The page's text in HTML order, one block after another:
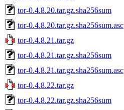
tor-0.4.8.20.tar.gz.sha256sum
tor-0.4.8.20.tar.gz.sha256sum.asc
tor-0.4.8.21.tar.gz
tor-0.4.8.21.tar.gz.sha256sum
tor-0.4.8.21.tar.gz.sha256sum.asc
tor-0.4.8.22.tar.gz
tor-0.4.8.22.tar.gz.sha256sum